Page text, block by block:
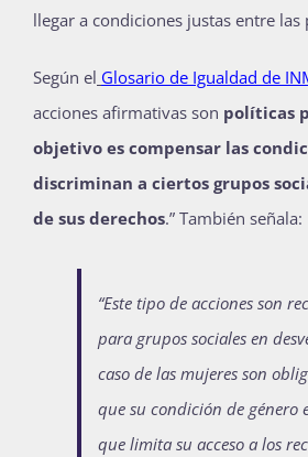
Publicaciones
Bienvenida
llegar a condiciones justas entre las
Según el Glosario de Igualdad de
acciones afirmativas son políticas
objetivo es compensar las
discriminan a ciertos grupos
de sus derechos.” También señala:
“Este tipo de acciones son
para grupos sociales en
caso de las mujeres son
que su condición de género
que limita su acceso a los